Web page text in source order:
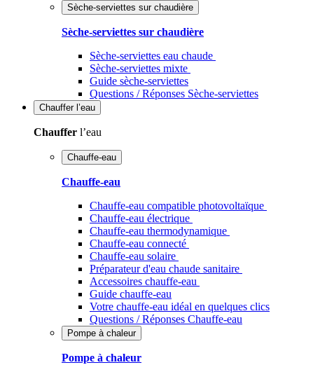
Sèche-serviettes sur chaudière
Sèche-serviettes sur chaudière
Sèche-serviettes eau chaude
Sèche-serviettes mixte
Guide sèche-serviettes
Questions / Réponses Sèche-serviettes
Chauffer l’eau
Chauffer l’eau
Chauffe-eau
Chauffe-eau
Chauffe-eau compatible photovoltaïque
Chauffe-eau électrique
Chauffe-eau thermodynamique
Chauffe-eau connecté
Chauffe-eau solaire
Préparateur d'eau chaude sanitaire
Accessoires chauffe-eau
Guide chauffe-eau
Votre chauffe-eau idéal en quelques clics
Questions / Réponses Chauffe-eau
Pompe à chaleur
Pompe à chaleur